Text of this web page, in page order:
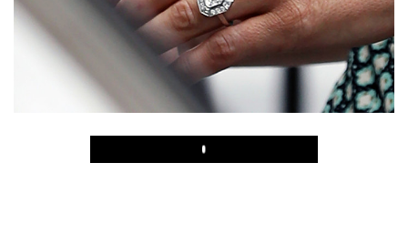
Play